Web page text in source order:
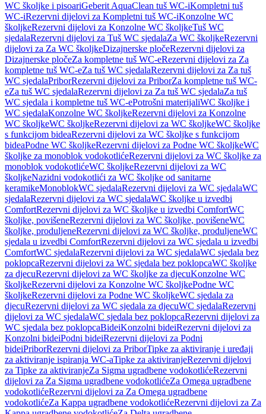
WC školjke i pisoariGeberit AquaClean tuš WC-iKompletni tuš
WC-iRezervni dijelovi za Kompletni tuš WC-iKonzolne WC
školjkeRezervni dijelovi za Konzolne WC školjkeTuš WC
sjedalaRezervni dijelovi za Tuš WC sjedalaZa WC školjkeRezervni
dijelovi za Za WC školjkeDizajnerske pločeRezervni dijelovi za
Dizajnerske pločeZa kompletne tuš WC-eRezervni dijelovi za Za
kompletne tuš WC-eZa tuš WC sjedalaRezervni dijelovi za Za tuš
WC sjedalaPriborRezervni dijelovi za PriborZa kompletne tuš WC-
eZa tuš WC sjedalaRezervni dijelovi za Za tuš WC sjedalaZa tuš
WC sjedala i kompletne tuš WC-ePotrošni materijaliWC školjke i
WC sjedalaKonzolne WC školjkeRezervni dijelovi za Konzolne
WC školjkeWC školjkeRezervni dijelovi za WC školjkeWC školjke
s funkcijom bideaRezervni dijelovi za WC školjke s funkcijom
bideaPodne WC školjkeRezervni dijelovi za Podne WC školjkeWC
školjke za monoblok vodokotlićeRezervni dijelovi za WC školjke za
monoblok vodokotlićeWC školjkeRezervni dijelovi za WC
školjkeNazidni vodokotlići za WC školjke od sanitarne
keramikeMonoblokWC sjedalaRezervni dijelovi za WC sjedalaWC
sjedalaRezervni dijelovi za WC sjedalaWC školjke u izvedbi
ComfortRezervni dijelovi za WC školjke u izvedbi ComfortWC
školjke, povišeneRezervni dijelovi za WC školjke, povišeneWC
školjke, produljeneRezervni dijelovi za WC školjke, produljeneWC
sjedala u izvedbi ComfortRezervni dijelovi za WC sjedala u izvedbi
ComfortWC sjedalaRezervni dijelovi za WC sjedalaWC sjedala bez
poklopcaRezervni dijelovi za WC sjedala bez poklopcaWC školjke
za djecuRezervni dijelovi za WC školjke za djecuKonzolne WC
školjkeRezervni dijelovi za Konzolne WC školjkePodne WC
školjkeRezervni dijelovi za Podne WC školjkeWC sjedala za
djecuRezervni dijelovi za WC sjedala za djecuWC sjedalaRezervni
dijelovi za WC sjedalaWC sjedala bez poklopcaRezervni dijelovi za
WC sjedala bez poklopcaBideiKonzolni bideiRezervni dijelovi za
Konzolni bideiPodni bideiRezervni dijelovi za Podni
bideiPriborRezervni dijelovi za PriborTipke za aktiviranje i uređaji
za aktiviranje ispiranja WC-aTipke za aktiviranjeRezervni dijelovi
za Tipke za aktiviranjeZa Sigma ugradbene vodokotlićeRezervni
dijelovi za Za Sigma ugradbene vodokotlićeZa Omega ugradbene
vodokotlićeRezervni dijelovi za Za Omega ugradbene
vodokotlićeZa Kappa ugradbene vodokotlićeRezervni dijelovi za Za